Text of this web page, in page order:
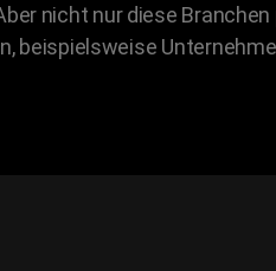
nicht nur diese
beispielsweise